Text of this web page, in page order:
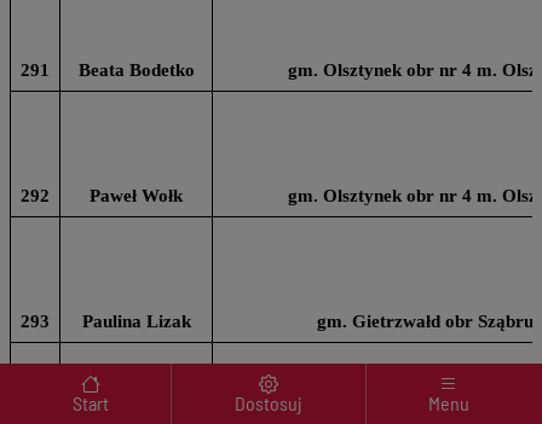
Menu wyróżnione
Start
Dostosuj Menu
291 Beata Bodetko gm. Olsztynek obr nr 4 m.
292 Paweł Wołk gm. Olsztynek obr nr 4 m.
293 Paulina Lizak gm. Gietrzwałd obr